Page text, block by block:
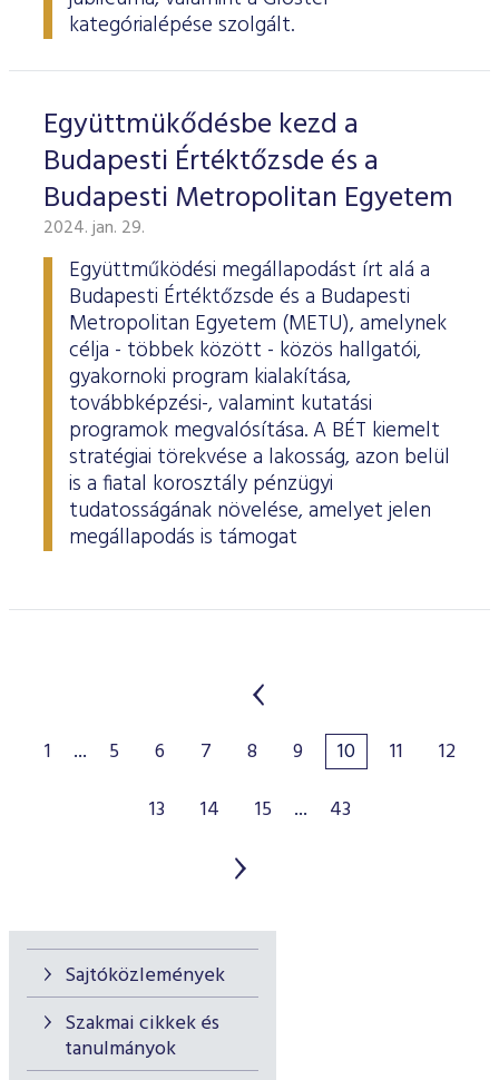
Sajtóközlemények
Szakmai cikkek és
tanulmányok
kategórialépése szolgált.
Együttmükődésbe kezd a
Budapesti Értéktőzsde és a
Budapesti Metropolitan Egyetem
2024. jan. 29.
Együttműködési megállapodást írt alá a
Budapesti Értéktőzsde és a Budapesti
Metropolitan Egyetem (METU), amelynek
célja - többek között - közös hallgatói,
gyakornoki program kialakítása,
továbbképzési-, valamint kutatási
programok megvalósítása. A BÉT kiemelt
stratégiai törekvése a lakosság, azon belül
is a fiatal korosztály pénzügyi
tudatosságának növelése, amelyet jelen
megállapodás is támogat
1 ... 5 6 7 8 9 10 11
12
13
14 15 ... 43